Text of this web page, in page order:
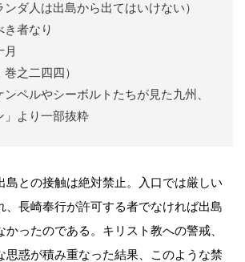
ンダ人は出島から出てはいけない）
き者なり
月
巻之二四四）
ペルやシーボルトたちが見た九州、
」より一部抜粋
島との接触は絶対禁止。入口では厳しい
、長崎奉行が許可する者でなければ出島
ったのである。キリスト教への警戒、
思惑が積み重なった結果、このような禁